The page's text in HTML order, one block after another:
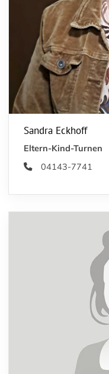
Sandra Eckhoff
Eltern-Kind-Turnen
04143-7741